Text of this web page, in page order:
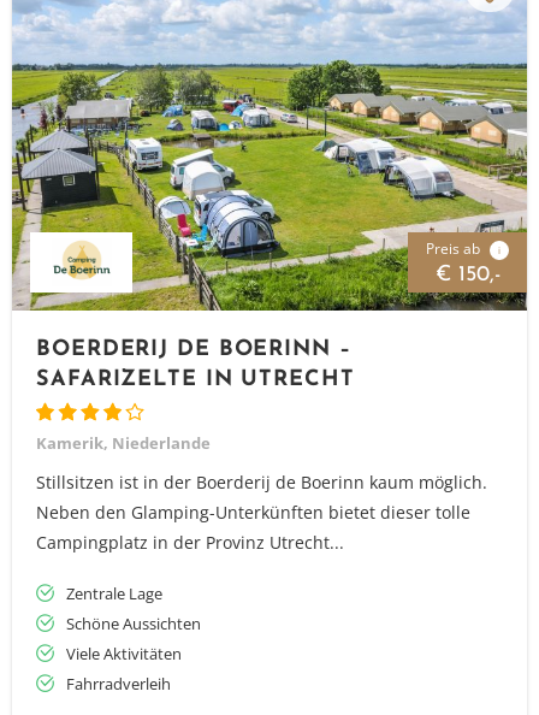
Preis ab i
€ 150,-
BOERDERIJ DE BOERINN –
SAFARIZELTE IN UTRECHT
Kamerik, Niederlande
Stillsitzen ist in der Boerderij de Boerinn kaum möglich.
Neben den Glamping-Unterkünften bietet dieser tolle
Campingplatz in der Provinz Utrecht...
Zentrale Lage
Schöne Aussichten
Viele Aktivitäten
Fahrradverleih